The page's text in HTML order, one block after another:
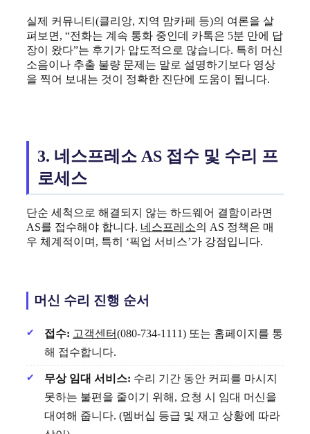
실제 커뮤니티(클리앙, 지역 맘카페 등)의 여론을 살
펴보면, “전화는 계속 통화 중인데 카톡은 5분 만에 답
장이 왔다”는 후기가 압도적으로 많습니다. 특히 머신
소음이나 추출 불량 문제는 말로 설명하기보다 영상
을 찍어 보내는 것이 정확한 진단에 도움이 됩니다.
3. 네스프레소 AS 접수 및 수리 프
로세스
단순 세척으로 해결되지 않는 하드웨어 결함이라면
AS를 접수해야 합니다. 네스프레소의 AS 정책은 매
우 체계적이며, 특히 ‘픽업 서비스’가 강점입니다.
머신 수리 진행 순서
접수: 고객센터(080-734-1111) 또는 홈페이지를 통
해 접수합니다.
무상 임대 서비스: 수리 기간 동안 커피를 마시지
못하는 불편을 줄이기 위해, 요청 시 임대 머신을
대여해 줍니다. (멤버십 등급 및 재고 상황에 따라